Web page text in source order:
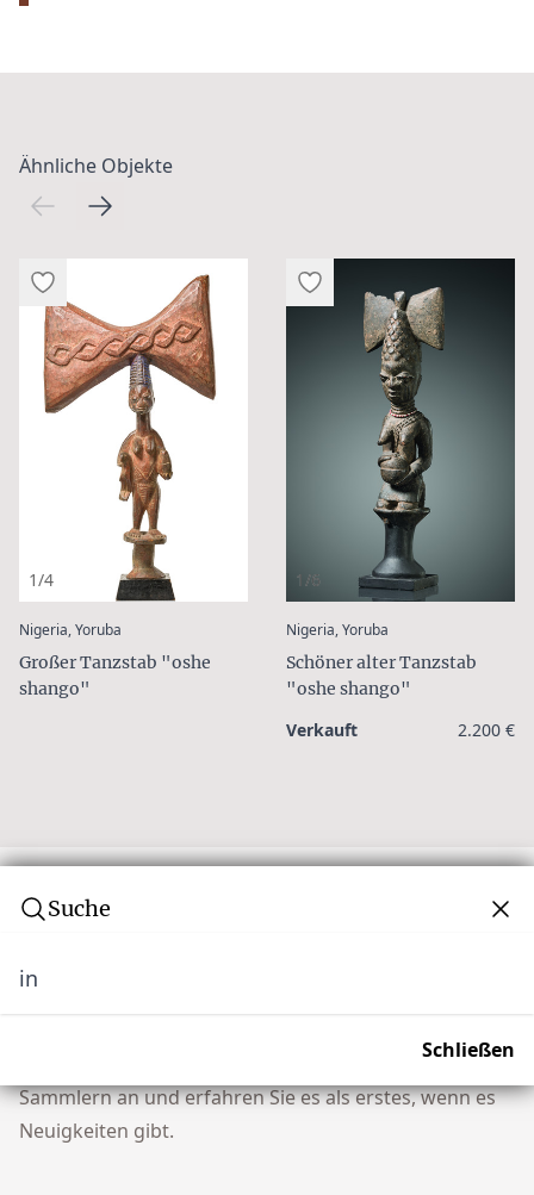
Ähnliche Objekte
1/4
Nigeria, Yoruba
Großer Tanzstab "oshe
shango"
1/6
Nigeria, Yoruba
Schöner alter Tanzstab
"oshe shango"
Verkauft 2.200 €
Suche
in
Schließen
Abonnieren Sie unseren Newsletter
unserer Community von über 10.000 Tribal Art
Sammlern an und erfahren Sie es als erstes, wenn es
Neuigkeiten gibt.